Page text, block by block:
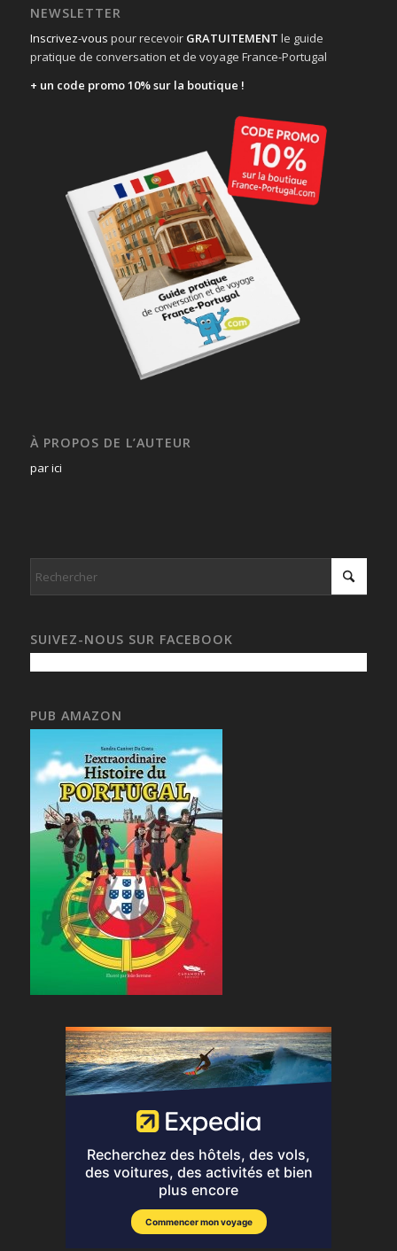
NEWSLETTER
Inscrivez-vous pour recevoir GRATUITEMENT le guide
pratique de conversation et de voyage France-Portugal
+ un code promo 10% sur la boutique !
À PROPOS DE L’AUTEUR
par ici
SUIVEZ-NOUS SUR FACEBOOK
PUB AMAZON